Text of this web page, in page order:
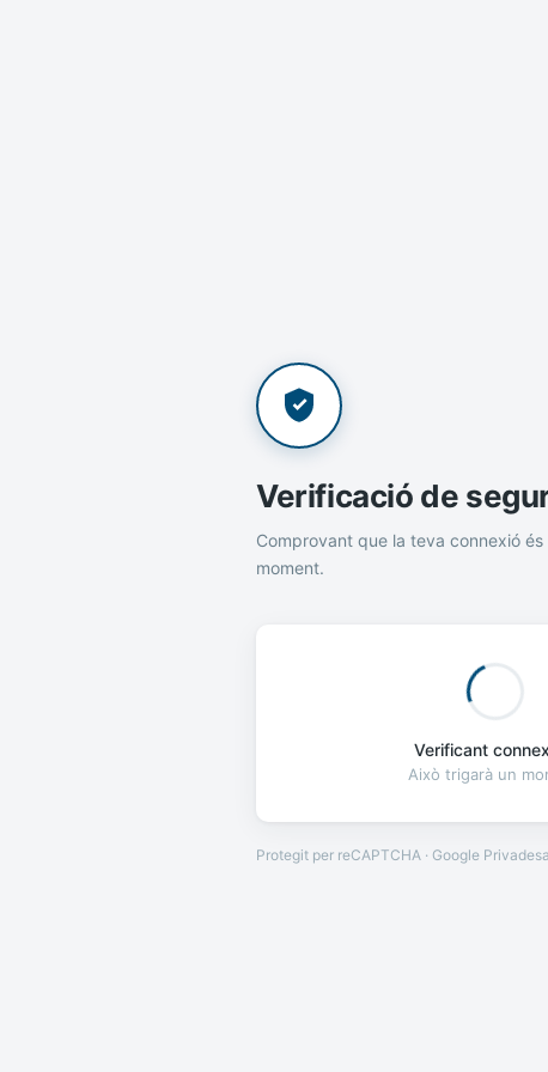
Verificació de
Comprovant que la teva connexió és
moment.
Verificant
Això trigarà un
Protegit per reCAPTCHA · Google Privadesa